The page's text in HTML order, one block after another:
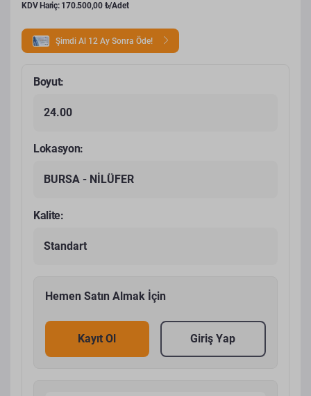
KDV Hariç: 170.500,00 ₺/Adet
Şimdi Al 12 Ay Sonra Öde!
Boyut:
24.00
Lokasyon:
BURSA - NİLÜFER
Kalite:
Standart
Hemen Satın Almak İçin
Kayıt Ol Giriş Yap